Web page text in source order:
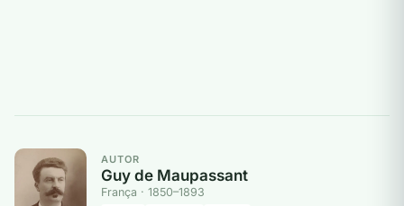
AUTOR
Guy de Maupassant
França · 1850–1893